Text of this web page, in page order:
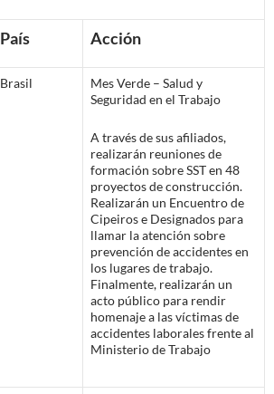
País Acción
Brasil
Mes Verde – Salud y
Seguridad en el Trabajo
A través de sus afiliados,
realizarán reuniones de
formación sobre SST en 48
proyectos de construcción.
Realizarán un Encuentro de
Cipeiros e Designados para
llamar la atención sobre
prevención de accidentes en
los lugares de trabajo.
Finalmente, realizarán un
acto público para rendir
homenaje a las víctimas de
accidentes laborales frente al
Ministerio de Trabajo